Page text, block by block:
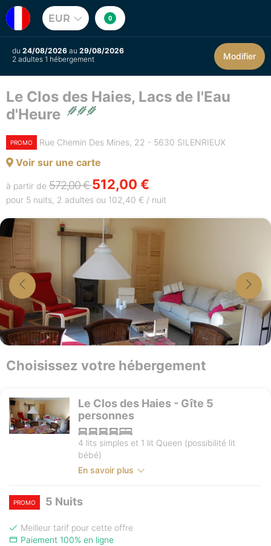
EUR 0
du 24/08/2026 au 29/08/2026
2 adultes 1 hébergement
Modifier
Le Clos des Haies, Lacs de l'Eau
d'Heure
PROMO Rue Chemin Des Mines, 22 - 5630 SILENRIEUX
Voir sur une carte
à partir de 572,00 €512,00 €
pour 5 nuits, 2 adultes ou 102,40 € / nuit
Choisissez votre hébergement
Le Clos des Haies - Gîte 5
personnes
4 lits simples et 1 lit Queen (possibilité lit
bébé)
En savoir plus
PROMO 5 Nuits
Meilleur tarif pour cette offre
Paiement 100% en ligne